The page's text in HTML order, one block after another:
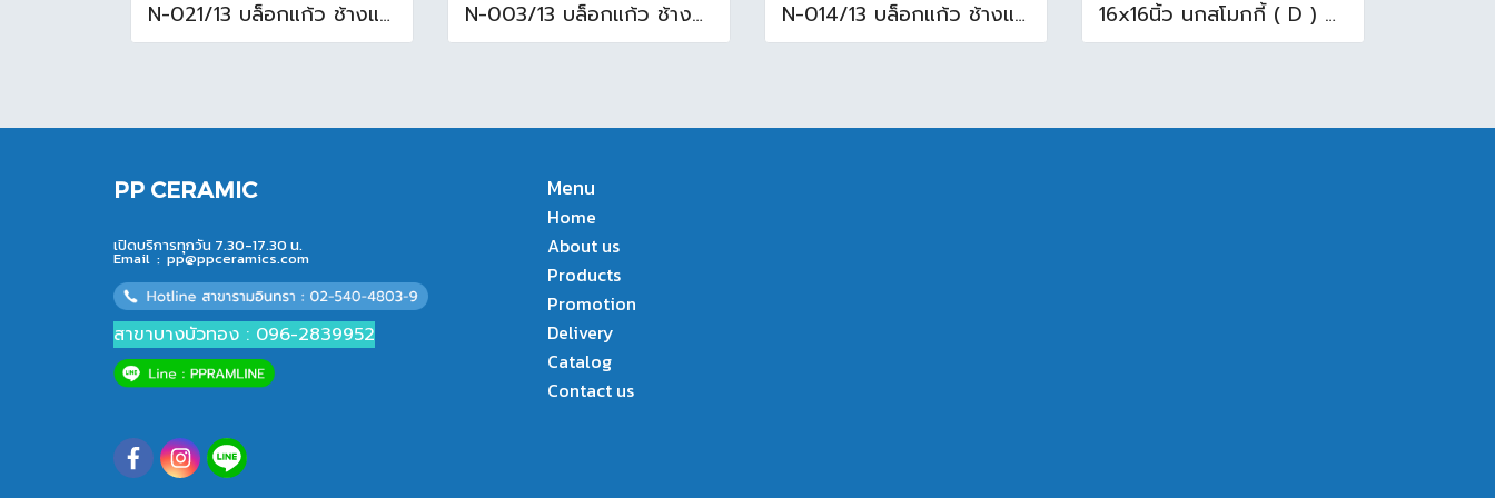
N-021/13 บล็อกแก้ว ช้างแก้ว WOW แก้วประดับฟ้า ( 24X11.5X8cm ) N-003/13 บล็อกแก้ว ช้างแก้ว WOW พริ้วแก้ว ( 24x11.5x8cm ) N-014/13 บล็อกแก้ว ช้างแแก้ว WOW หยาดเพชร ( 24x11.5x8 cm.) 16x16นิ้ว นกสโมกกี้ ( D ) A (Pack6)
PP CERAMIC
เปิดบริการทุกวัน 7.30-17.30 น.
Email : pp@ppceramics.com
สาขาบางบัวทอง : 096-2839952
Menu
Home
About us
Products
Promotion
Delivery
Catalog
Contact us